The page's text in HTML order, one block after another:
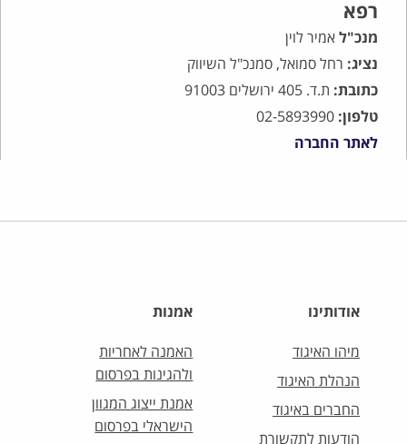
רפא
מנכ"ל אמיר לוין
נציג: רחל סמואל, סמנכ"ל השיווק
כתובת: ת.ד. 405 ירושלים 91003
טלפון: 02-5893990
לאתר החברה
אודותינו
מיהו האיגוד
הנהלת האיגוד
החברים באיגוד
הודעות לתקשורת
אמנות
האמנה לאחריות
ולהגינות בפרסום
אמנת ייצוג המגוון
הישראלי בפרסום